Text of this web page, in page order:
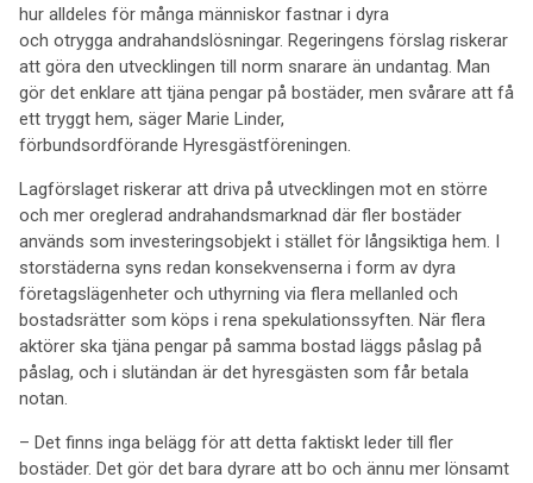
hur alldeles för många människor fastnar i dyra
och otrygga andrahandslösningar. Regeringens förslag riskerar
att göra den utvecklingen till norm snarare än undantag. Man
gör det enklare att tjäna pengar på bostäder, men svårare att få
ett tryggt hem, säger Marie Linder,
förbundsordförande Hyresgästföreningen.
Lagförslaget riskerar att driva på utvecklingen mot en större
och mer oreglerad andrahandsmarknad där fler bostäder
används som investeringsobjekt i stället för långsiktiga hem. I
storstäderna syns redan konsekvenserna i form av dyra
företagslägenheter och uthyrning via flera mellanled och
bostadsrätter som köps i rena spekulationssyften. När flera
aktörer ska tjäna pengar på samma bostad läggs påslag på
påslag, och i slutändan är det hyresgästen som får betala
notan.
– Det finns inga belägg för att detta faktiskt leder till fler
bostäder. Det gör det bara dyrare att bo och ännu mer lönsamt